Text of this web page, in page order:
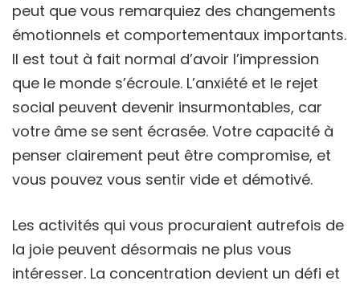
peut que vous remarquiez des changements
émotionnels et comportementaux importants.
Il est tout à fait normal d’avoir l’impression
que le monde s’écroule. L’anxiété et le rejet
social peuvent devenir insurmontables, car
votre âme se sent écrasée. Votre capacité à
penser clairement peut être compromise, et
vous pouvez vous sentir vide et démotivé.
Les activités qui vous procuraient autrefois de
la joie peuvent désormais ne plus vous
intéresser. La concentration devient un défi et